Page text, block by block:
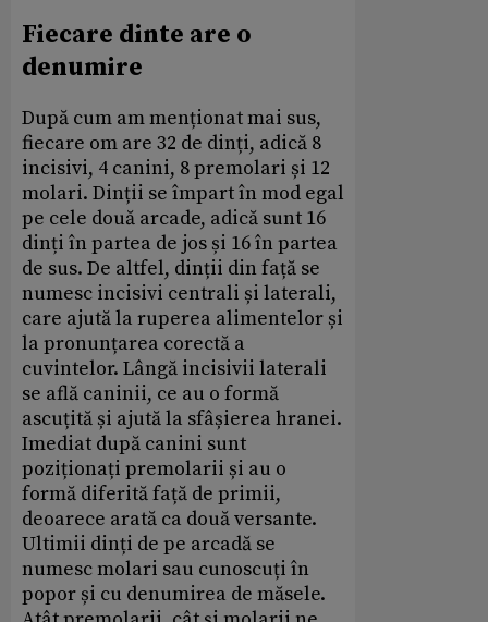
Fiecare dinte are o
denumire
După cum am menționat mai sus,
fiecare om are 32 de dinți, adică 8
incisivi, 4 canini, 8 premolari și 12
molari. Dinții se împart în mod egal
pe cele două arcade, adică sunt 16
dinți în partea de jos și 16 în partea
de sus. De altfel, dinții din față se
numesc incisivi centrali și laterali,
care ajută la ruperea alimentelor și
la pronunțarea corectă a
cuvintelor. Lângă incisivii laterali
se află caninii, ce au o formă
ascuțită și ajută la sfâșierea hranei.
Imediat după canini sunt
poziționați premolarii și au o
formă diferită față de primii,
deoarece arată ca două versante.
Ultimii dinți de pe arcadă se
numesc molari sau cunoscuți în
popor și cu denumirea de măsele.